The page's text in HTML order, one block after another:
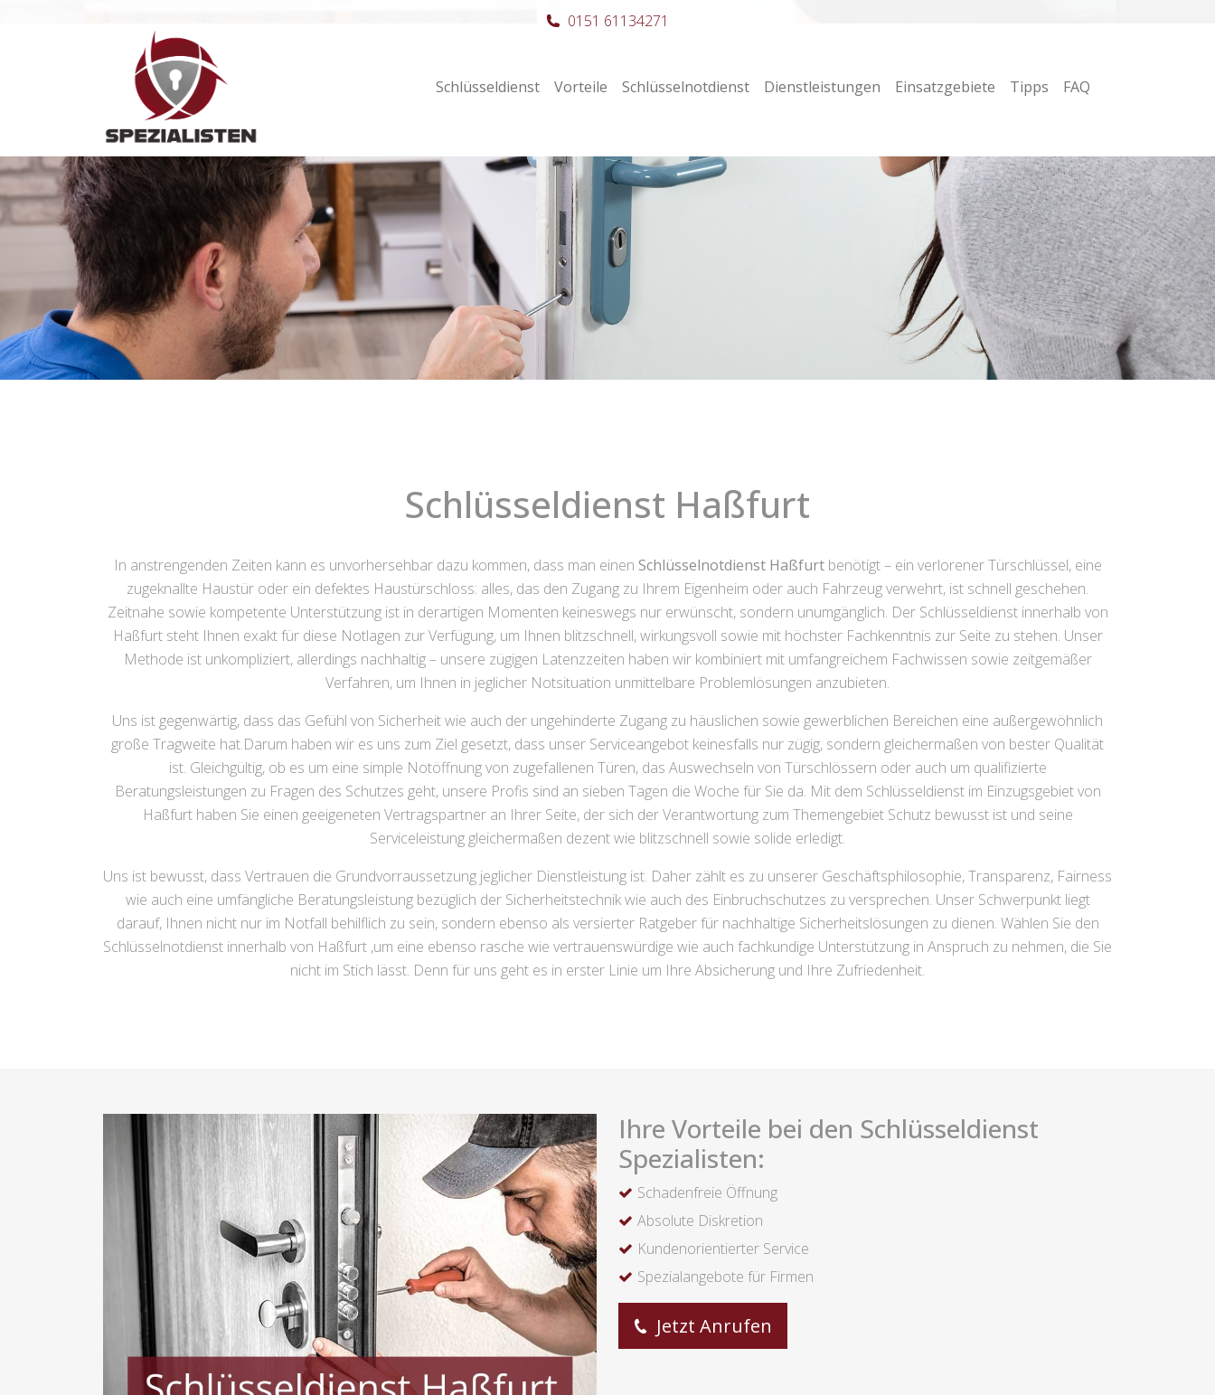
Hauptnavigation Schlüsseldienst Vorteile Schlüsselnotdienst Dienstleistungen Einsatzgebiete Tipps FAQ
0151 61134271
Schlüsseldienst Haßfurt
In anstrengenden Zeiten kann es unvorhersehbar dazu kommen, dass man einen Schlüsselnotdienst Haßfurtbenötigt – ein verlorener Türschlüssel, eine
zugeknallte Haustür oder ein defektes Haustürschloss: alles, das den Zugang zu Ihrem Eigenheim oder auch Fahrzeug verwehrt, ist schnell geschehen.
Zeitnahe sowie kompetente Unterstützung ist in derartigen Momenten keineswegs nur erwünscht, sondern unumgänglich. Der Schlüsseldienst innerhalb von
Haßfurt steht Ihnen exakt für diese Notlagen zur Verfügung, um Ihnen blitzschnell, wirkungsvoll sowie mit höchster Fachkenntnis zur Seite zu stehen. Unser
Methode ist unkompliziert, allerdings nachhaltig – unsere zügigen Latenzzeiten haben wir kombiniert mit umfangreichem Fachwissen sowie zeitgemäßer
Verfahren, um Ihnen in jeglicher Notsituation unmittelbare Problemlösungen anzubieten.
Uns ist gegenwärtig, dass das Gefühl von Sicherheit wie auch der ungehinderte Zugang zu häuslichen sowie gewerblichen Bereichen eine außergewöhnlich
große Tragweite hat.Darum haben wir es uns zum Ziel gesetzt, dass unser Serviceangebot keinesfalls nur zügig, sondern gleichermaßen von bester Qualität
ist. Gleichgültig, ob es um eine simple Notöffnung von zugefallenen Türen, das Auswechseln von Türschlössern oder auch um qualifizierte
Beratungsleistungen zu Fragen des Schutzes geht, unsere Profis sind an sieben Tagen die Woche für Sie da. Mit dem Schlüsseldienst im Einzugsgebiet von
Haßfurt haben Sie einen geeigeneten Vertragspartner an Ihrer Seite, der sich der Verantwortung zum Themengebiet Schutz bewusst ist und seine
Serviceleistung gleichermaßen dezent wie blitzschnell sowie solide erledigt.
Uns ist bewusst, dass Vertrauen die Grundvorraussetzung jeglicher Dienstleistung ist. Daher zählt es zu unserer Geschäftsphilosophie, Transparenz, Fairness
wie auch eine umfängliche Beratungsleistung bezüglich der Sicherheitstechnik wie auch des Einbruchschutzes zu versprechen. Unser Schwerpunkt liegt
darauf, Ihnen nicht nur im Notfall behilflich zu sein, sondern ebenso als versierter Ratgeber für nachhaltige Sicherheitslösungen zu dienen. Wählen Sie den
Schlüsselnotdienst innerhalb von Haßfurt ,um eine ebenso rasche wie vertrauenswürdige wie auch fachkundige Unterstützung in Anspruch zu nehmen, die Sie
nicht im Stich lässt. Denn für uns geht es in erster Linie um Ihre Absicherung und Ihre Zufriedenheit.
Ihre Vorteile bei den Schlüsseldienst
Spezialisten:
Schadenfreie Öffnung
Absolute Diskretion
Kundenorientierter Service
Spezialangebote für Firmen
Jetzt Anrufen